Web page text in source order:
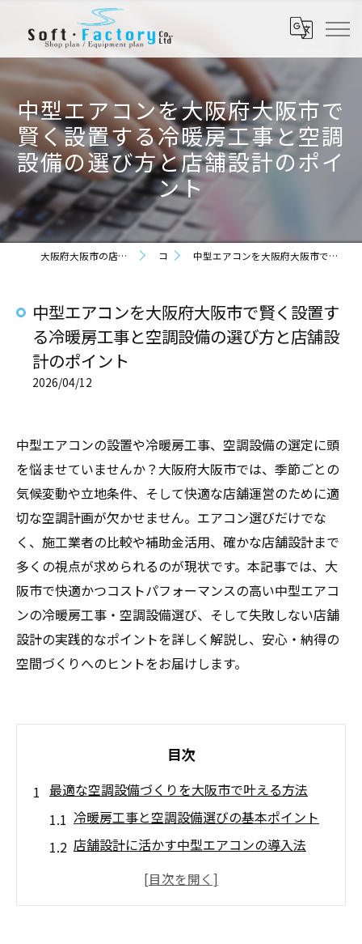
中型エアコンを大阪府大阪市で
賢く設置する冷暖房工事と空調
設備の選び方と店舗設計のポイ
ント
大阪府大阪市の店舗設計なら株式会社ソフト・ファクトリー コラム 中型エアコンを大阪府大阪市で賢く設置する冷暖房工事と空調設備の選び方と店舗設計のポイント
中型エアコンを大阪府大阪市で賢く設置す
る冷暖房工事と空調設備の選び方と店舗設
計のポイント
2026/04/12
中型エアコンの設置や冷暖房工事、空調設備の選定に頭
を悩ませていませんか？大阪府大阪市では、季節ごとの
気候変動や立地条件、そして快適な店舗運営のために適
切な空調計画が欠かせません。エアコン選びだけでな
く、施工業者の比較や補助金活用、確かな店舗設計まで
多くの視点が求められるのが現状です。本記事では、大
阪市で快適かつコストパフォーマンスの高い中型エアコ
ンの冷暖房工事・空調設備選び、そして失敗しない店舗
設計の実践的なポイントを詳しく解説し、安心・納得の
空間づくりへのヒントをお届けします。
目次
最適な空調設備づくりを大阪市で叶える方法
冷暖房工事と空調設備選びの基本ポイント
店舗設計に活かす中型エアコンの導入法
大阪市の業者選定に役立つ評判と比較法